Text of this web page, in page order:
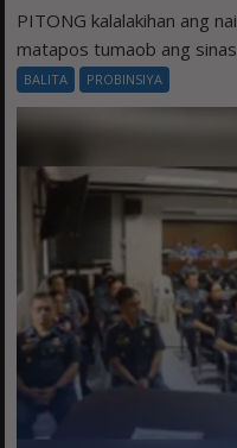
PITONG kalalakihan ang
matapos tumaob ang
BALITA PROBINSIYA